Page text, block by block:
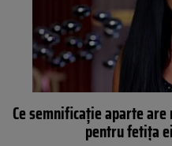
Ce semnificație aparte are
pentru fetița